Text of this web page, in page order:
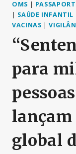
OMS |
| SAÚDE INFANTIL
VACINAS |
para
global